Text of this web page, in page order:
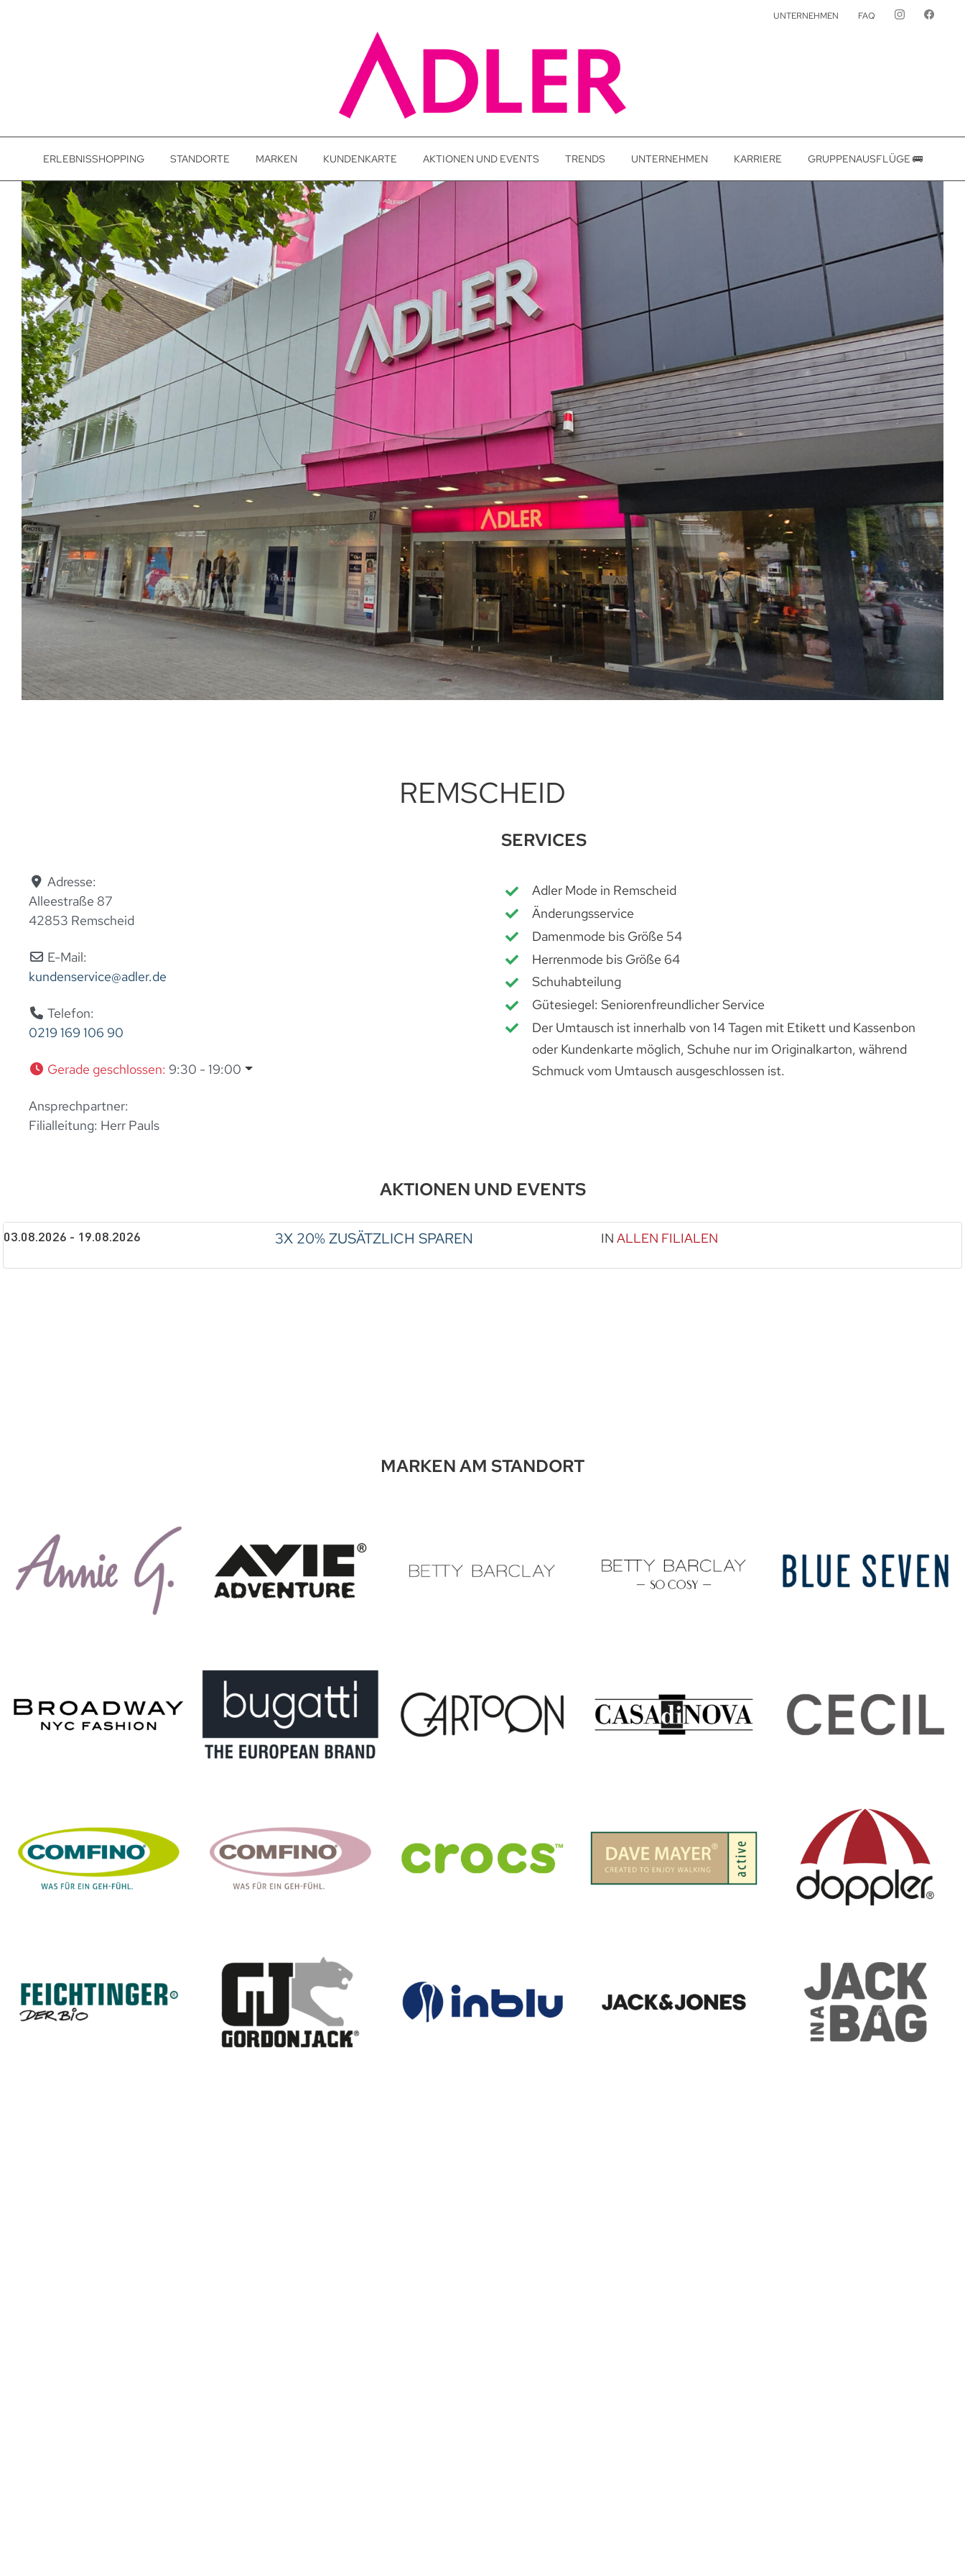
UNTERNEHMEN FAQ
ERLEBNISSHOPPING STANDORTE MARKEN KUNDENKARTE AKTIONEN UND EVENTS TRENDS UNTERNEHMEN KARRIERE GRUPPENAUSFLÜGE 🚌
REMSCHEID
Adresse:
Alleestraße 87
42853 Remscheid
E-Mail:
kundenservice@adler.de
Telefon:
0219 169 106 90
Gerade geschlossen: 9:30 - 19:00
Ansprechpartner:
Filialleitung: Herr Pauls
SERVICES
Adler Mode in Remscheid
Änderungsservice
Damenmode bis Größe 54
Herrenmode bis Größe 64
Schuhabteilung
Gütesiegel: Seniorenfreundlicher Service
Der Umtausch ist innerhalb von 14 Tagen mit Etikett und Kassenbon
oder Kundenkarte möglich, Schuhe nur im Originalkarton, während
Schmuck vom Umtausch ausgeschlossen ist.
AKTIONEN UND EVENTS
03.08.2026 - 19.08.2026 3X 20% ZUSÄTZLICH SPAREN INALLEN FILIALEN
MARKEN AM STANDORT